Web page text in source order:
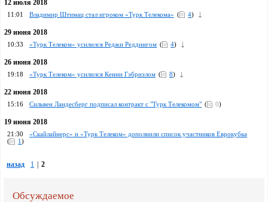
12 июля 2018
11:01 Владимир Штимац стал игроком «Турк Телекома» ( 4)
29 июня 2018
10:33 «Турк Телеком» усилился Реджи Реддингом ( 4)
26 июня 2018
19:18 «Турк Телеком» усилился Кенни Гэбриэлом ( 8)
22 июня 2018
15:16 Сильвен Ландесберг подписал контракт с "Турк Телекомом" ( 0)
19 июня 2018
21:30
«Скайлайнерс» и «Турк Телеком» дополнили список участников Еврокубка
(
1)
назад 1 2
Обсуждаемое